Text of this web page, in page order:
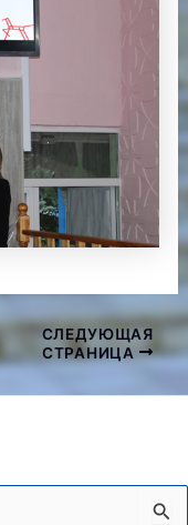
СЛЕДУЮЩАЯ
СТРАНИЦА